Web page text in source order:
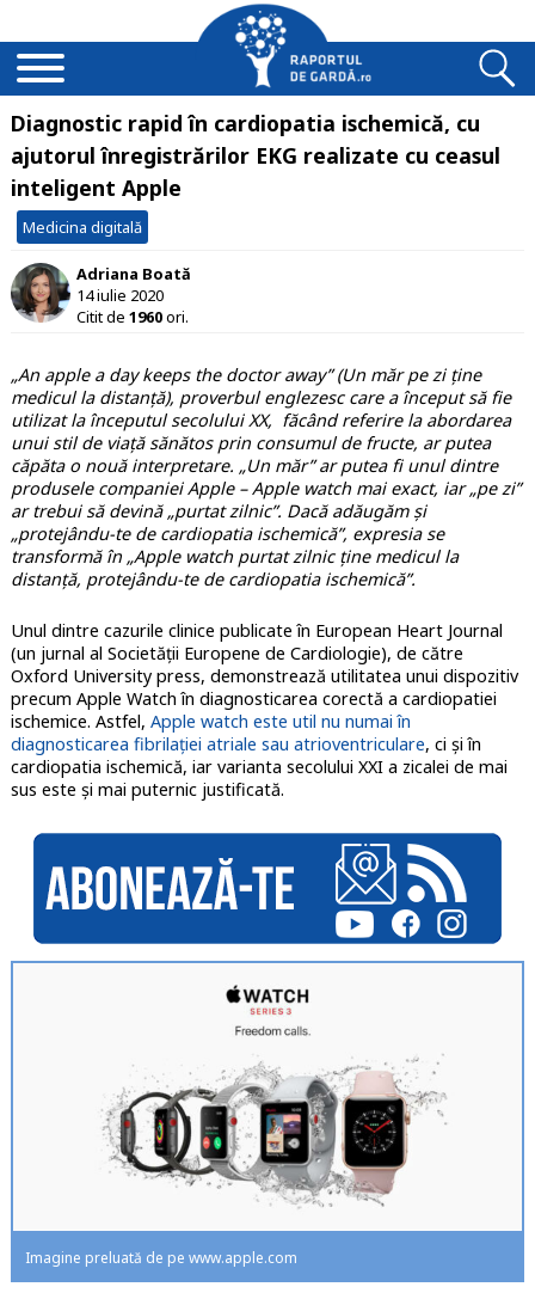
Diagnostic rapid în cardiopatia ischemică, cu
ajutorul înregistrărilor EKG realizate cu ceasul
inteligent Apple
Medicina digitală
Adriana Boată
14 iulie 2020
Citit de 1960ori.
„An apple a day keeps the doctor away” (Un măr pe zi ține
medicul la distanță), proverbul englezesc care a început să fie
utilizat la începutul secolului XX, făcând referire la abordarea
unui stil de viață sănătos prin consumul de fructe, ar putea
căpăta o nouă interpretare. „Un măr” ar putea fi unul dintre
produsele companiei Apple – Apple watch mai exact, iar „pe zi”
ar trebui să devină „purtat zilnic”. Dacă adăugăm și
„protejându-te de cardiopatia ischemică”, expresia se
transformă în „Apple watch purtat zilnic ține medicul la
distanță, protejându-te de cardiopatia ischemică”.
Unul dintre cazurile clinice publicate în European Heart Journal
(un jurnal al Societății Europene de Cardiologie), de către
Oxford University press, demonstrează utilitatea unui dispozitiv
precum Apple Watch în diagnosticarea corectă a cardiopatiei
ischemice. Astfel, Apple watch este util nu numai în
diagnosticarea fibrilației atriale sau atrioventriculare, ci și în
cardiopatia ischemică, iar varianta secolului XXI a zicalei de mai
sus este și mai puternic justificată.
Imagine preluată de pe www.apple.com